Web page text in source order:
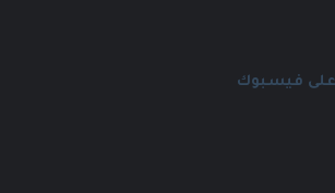
على فيسبوك